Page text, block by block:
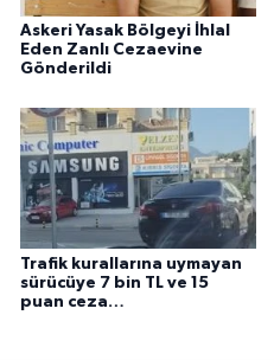
Askeri Yasak Bölgeyi İhlal
Eden Zanlı Cezaevine
Gönderildi
Trafik kurallarına uymayan
sürücüye 7 bin TL ve 15
puan ceza…